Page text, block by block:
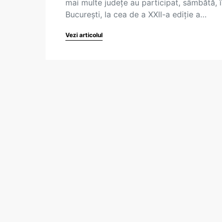
mai multe judeţe au participat, sâmbătă,
Bucureşti, la cea de a XXII-a ediţie a…
Vezi articolul